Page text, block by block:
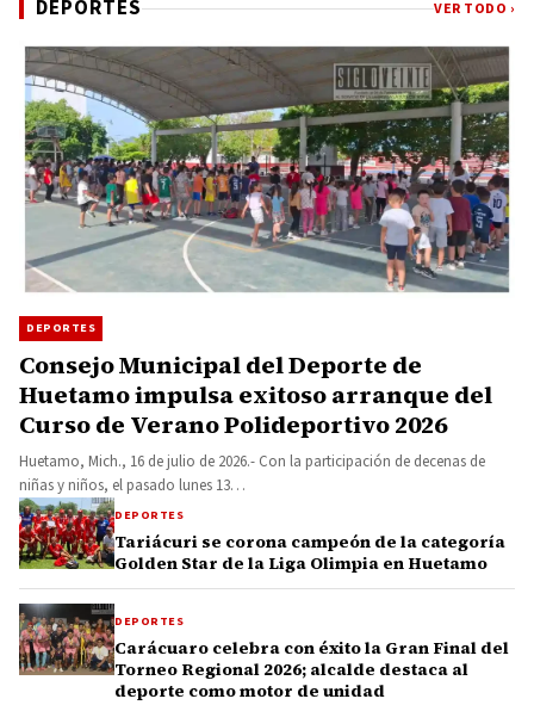
DEPORTES VER TODO ›
DEPORTES
Consejo Municipal del Deporte de
Huetamo impulsa exitoso arranque del
Curso de Verano Polideportivo 2026
Huetamo, Mich., 16 de julio de 2026.- Con la participación de decenas de
niñas y niños, el pasado lunes 13…
DEPORTES
Tariácuri se corona campeón de la categoría
Golden Star de la Liga Olimpia en Huetamo
DEPORTES
Carácuaro celebra con éxito la Gran Final del
Torneo Regional 2026; alcalde destaca al
deporte como motor de unidad